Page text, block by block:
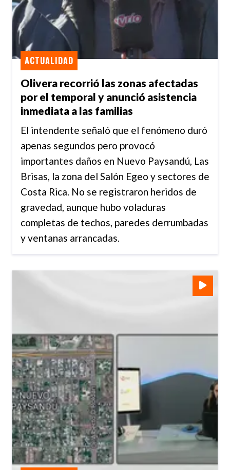
Olivera recorrió las zonas afectadas
por el temporal y anunció asistencia
inmediata a las familias
ACTUALIDAD
El intendente señaló que el fenómeno duró
apenas segundos pero provocó
importantes daños en Nuevo Paysandú, Las
Brisas, la zona del Salón Egeo y sectores de
Costa Rica. No se registraron heridos de
gravedad, aunque hubo voladuras
completas de techos, paredes derrumbadas
y ventanas arrancadas.